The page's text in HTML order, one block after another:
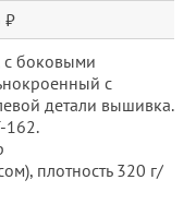
₽
с боковыми
с
детали вышивка.
162.
плотность 320 г/